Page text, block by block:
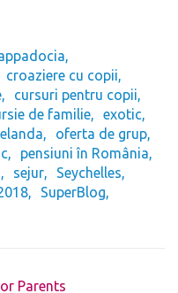
croaziere cu copii
cursuri pentru copii
de familie
exotic
oferta de grup
pensiuni în România
sejur
Seychelles
SuperBlog